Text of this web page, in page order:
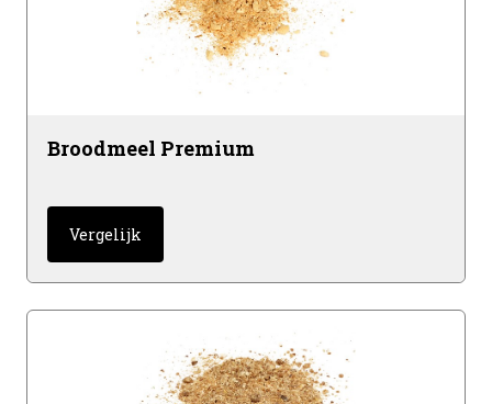
Broodmeel Premium
Vergelijk